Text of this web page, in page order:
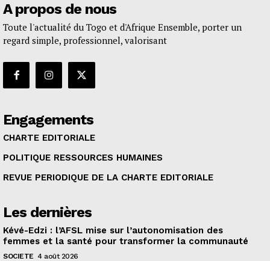
A propos de nous
Toute l'actualité du Togo et d'Afrique Ensemble, porter un
regard simple, professionnel, valorisant
Engagements
CHARTE EDITORIALE
POLITIQUE RESSOURCES HUMAINES
REVUE PERIODIQUE DE LA CHARTE EDITORIALE
Les dernières
Kévé-Edzi : l’AFSL mise sur l’autonomisation des
femmes et la santé pour transformer la communauté
SOCIETE 4 août 2026